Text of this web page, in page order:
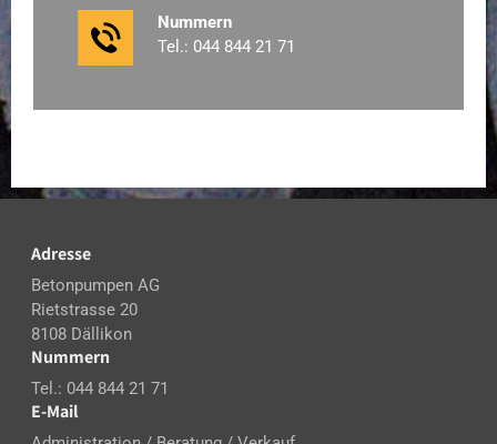
Nummern
Tel.: 044 844 21 71
Adresse
Betonpumpen AG
Rietstrasse 20
8108 Dällikon
Nummern
Tel.: 044 844 21 71
E-Mail